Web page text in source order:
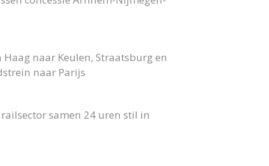
naar Keulen, Straatsburg en
naar Parijs
samen 24 uren stil in